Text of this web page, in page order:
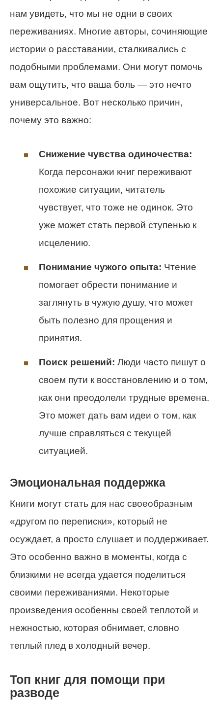
нам увидеть, что мы не одни в своих
переживаниях. Многие авторы, сочиняющие
истории о расставании, сталкивались с
подобными проблемами. Они могут помочь
вам ощутить, что ваша боль — это нечто
универсальное. Вот несколько причин,
почему это важно:
Снижение чувства одиночества:
Когда персонажи книг переживают
похожие ситуации, читатель
чувствует, что тоже не одинок. Это
уже может стать первой ступенью к
исцелению.
Понимание чужого опыта: Чтение
помогает обрести понимание и
заглянуть в чужую душу, что может
быть полезно для прощения и
принятия.
Поиск решений: Люди часто пишут о
своем пути к восстановлению и о том,
как они преодолели трудные времена.
Это может дать вам идеи о том, как
лучше справляться с текущей
ситуацией.
Эмоциональная поддержка
Книги могут стать для нас своеобразным
«другом по переписки», который не
осуждает, а просто слушает и поддерживает.
Это особенно важно в моменты, когда с
близкими не всегда удается поделиться
своими переживаниями. Некоторые
произведения особенны своей теплотой и
нежностью, которая обнимает, словно
теплый плед в холодный вечер.
Топ книг для помощи при
разводе